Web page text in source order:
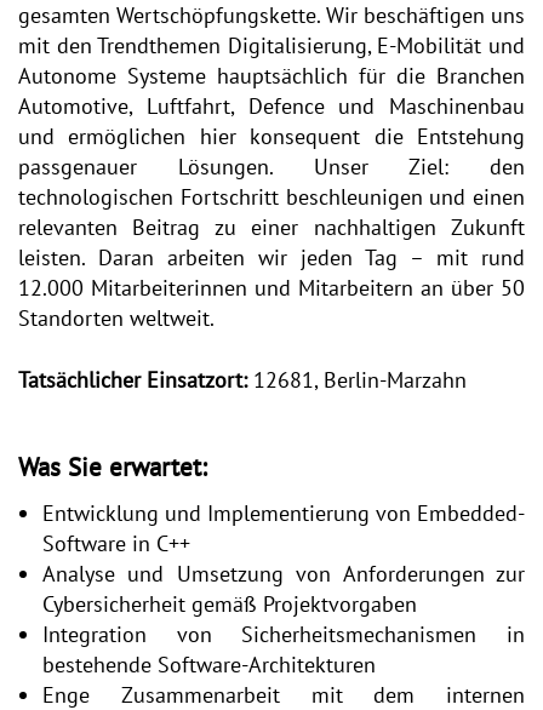
gesamten Wertschöpfungskette. Wir beschäftigen uns
mit den Trendthemen Digitalisierung, E-Mobilität und
Autonome Systeme hauptsächlich für die Branchen
Automotive, Luftfahrt, Defence und Maschinenbau
und ermöglichen hier konsequent die Entstehung
passgenauer Lösungen. Unser Ziel: den
technologischen Fortschritt beschleunigen und einen
relevanten Beitrag zu einer nachhaltigen Zukunft
leisten. Daran arbeiten wir jeden Tag – mit rund
12.000 Mitarbeiterinnen und Mitarbeitern an über 50
Standorten weltweit.
Tatsächlicher Einsatzort: 12681, Berlin-Marzahn
Was Sie erwartet:
Entwicklung und Implementierung von Embedded-
Software in C++
Analyse und Umsetzung von Anforderungen zur
Cybersicherheit gemäß Projektvorgaben
Integration von Sicherheitsmechanismen in
bestehende Software-Architekturen
Enge Zusammenarbeit mit dem internen